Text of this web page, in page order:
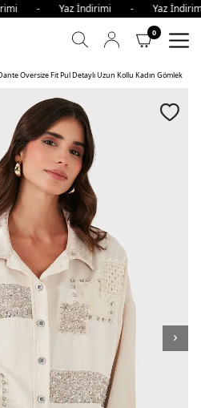
- Yaz İndirimi - Yaz
0
Oversize Fit Pul Detaylı Uzun Kollu Kadın Gömlek